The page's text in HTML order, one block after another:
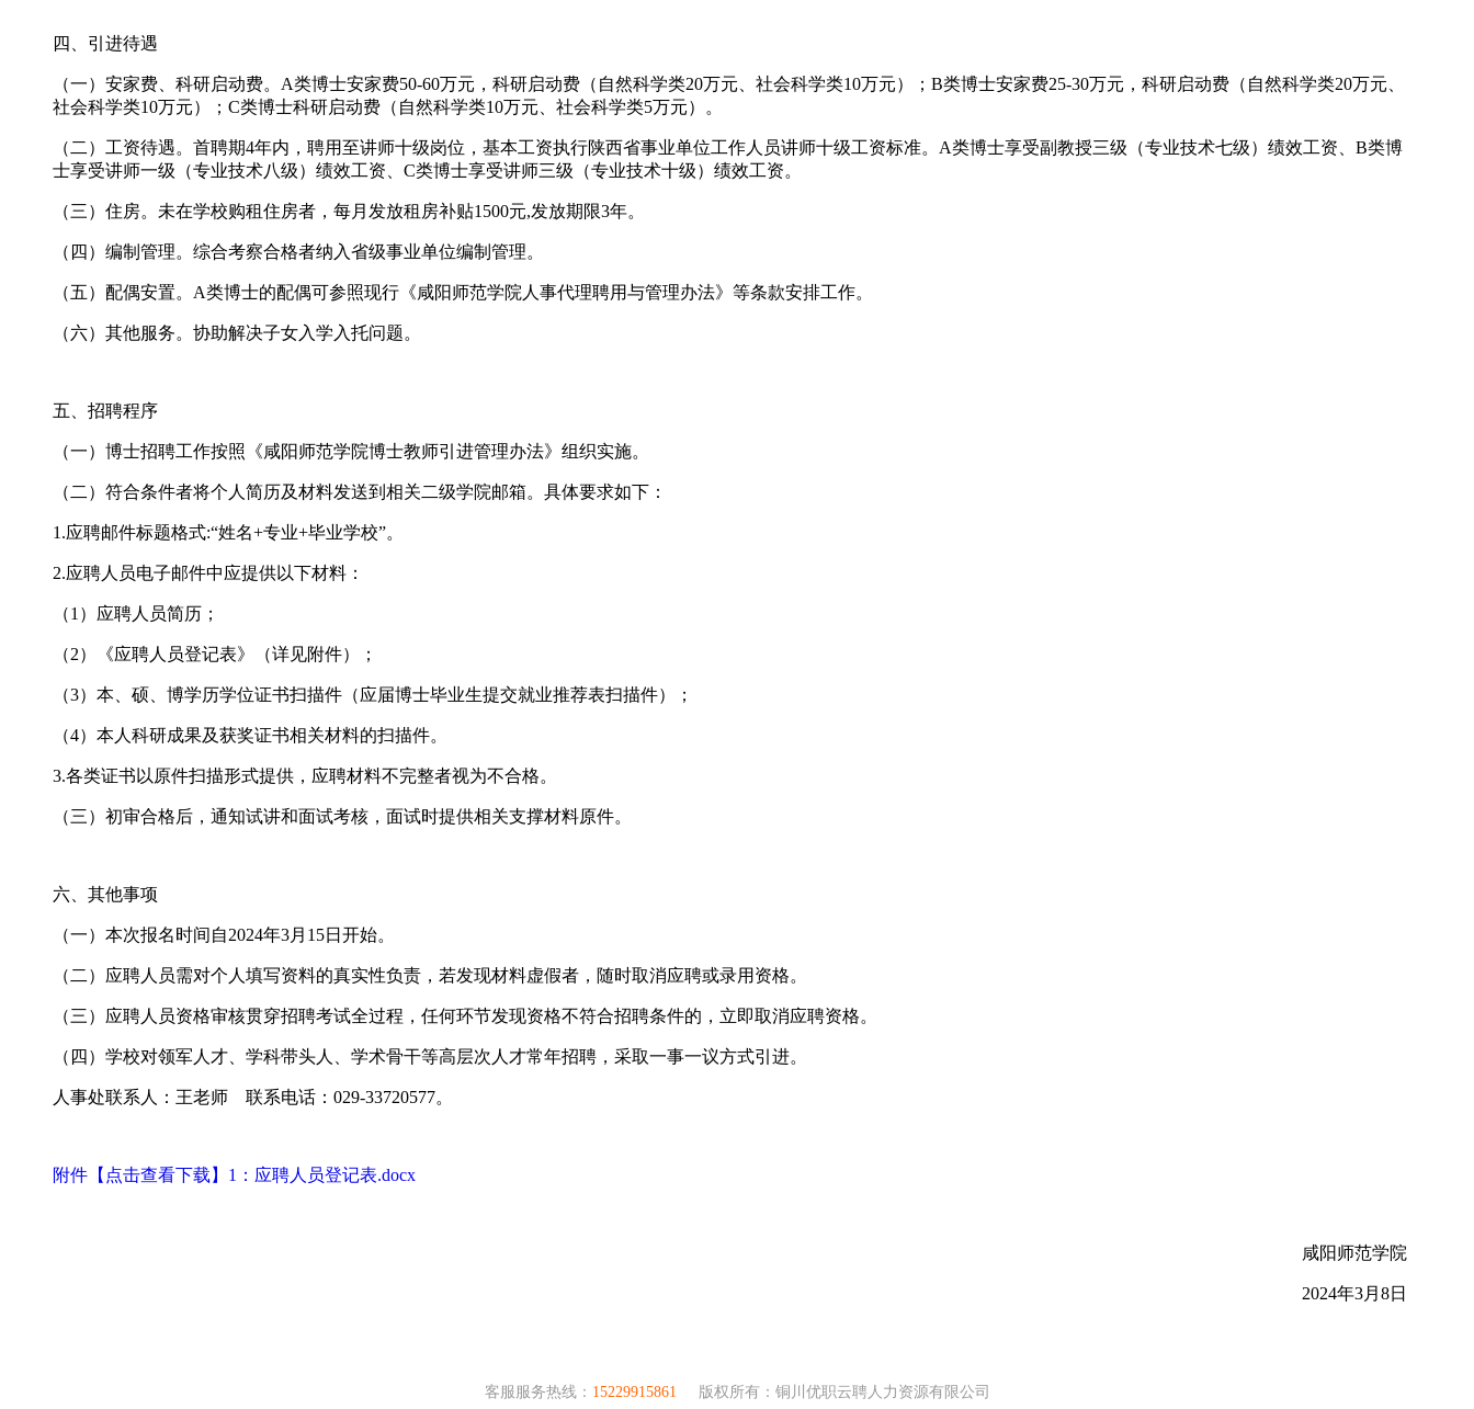
四、引进待遇
（一）安家费、科研启动费。A类博士安家费50-60万元，科研启动费（自然科学类20万元、社会科学类10万元）；B类博士安家费25-30万元，科研启动费（自然科学类20万元、
社会科学类10万元）；C类博士科研启动费（自然科学类10万元、社会科学类5万元）。
（二）工资待遇。首聘期4年内，聘用至讲师十级岗位，基本工资执行陕西省事业单位工作人员讲师十级工资标准。A类博士享受副教授三级（专业技术七级）绩效工资、B类博
士享受讲师一级（专业技术八级）绩效工资、C类博士享受讲师三级（专业技术十级）绩效工资。
（三）住房。未在学校购租住房者，每月发放租房补贴1500元,发放期限3年。
（四）编制管理。综合考察合格者纳入省级事业单位编制管理。
（五）配偶安置。A类博士的配偶可参照现行《咸阳师范学院人事代理聘用与管理办法》等条款安排工作。
（六）其他服务。协助解决子女入学入托问题。
五、招聘程序
（一）博士招聘工作按照《咸阳师范学院博士教师引进管理办法》组织实施。
（二）符合条件者将个人简历及材料发送到相关二级学院邮箱。具体要求如下：
1.应聘邮件标题格式:“姓名+专业+毕业学校”。
2.应聘人员电子邮件中应提供以下材料：
（1）应聘人员简历；
（2）《应聘人员登记表》（详见附件）；
（3）本、硕、博学历学位证书扫描件（应届博士毕业生提交就业推荐表扫描件）；
（4）本人科研成果及获奖证书相关材料的扫描件。
3.各类证书以原件扫描形式提供，应聘材料不完整者视为不合格。
（三）初审合格后，通知试讲和面试考核，面试时提供相关支撑材料原件。
六、其他事项
（一）本次报名时间自2024年3月15日开始。
（二）应聘人员需对个人填写资料的真实性负责，若发现材料虚假者，随时取消应聘或录用资格。
（三）应聘人员资格审核贯穿招聘考试全过程，任何环节发现资格不符合招聘条件的，立即取消应聘资格。
（四）学校对领军人才、学科带头人、学术骨干等高层次人才常年招聘，采取一事一议方式引进。
人事处联系人：王老师 联系电话：029-33720577。
附件【点击查看下载】1：应聘人员登记表.docx
咸阳师范学院
2024年3月8日
客服服务热线： 15229915861 版权所有：铜川优职云聘人力资源有限公司